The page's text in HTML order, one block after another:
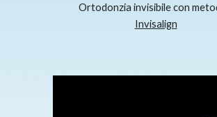
Ortodonzia invisibile con
Invisalign